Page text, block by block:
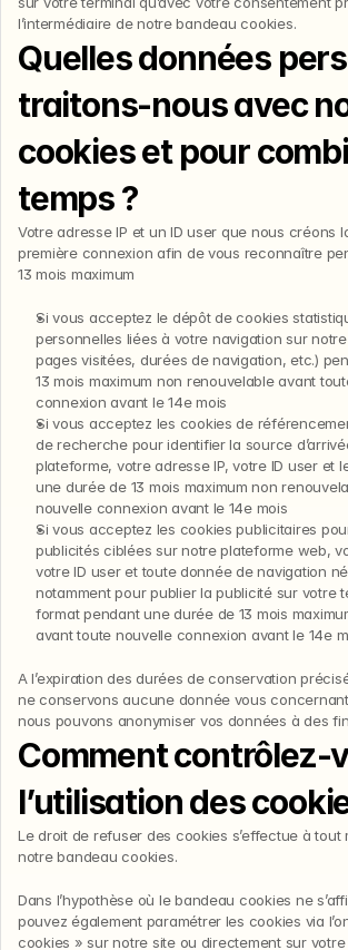
l’intermédiaire de notre bandeau cookies.
Quelles données
traitons-nous avec
cookies et pour
temps ?
Votre adresse IP et un ID user que nous créons
première connexion afin de vous reconnaître
13 mois maximum
Si vous acceptez le dépôt de cookies
personnelles liées à votre navigation sur
pages visitées, durées de navigation, etc.)
13 mois maximum non renouvelable avant
connexion avant le 14e mois
Si vous acceptez les cookies de
de recherche pour identifier la source
plateforme, votre adresse IP, votre ID user et
une durée de 13 mois maximum non
nouvelle connexion avant le 14e mois
Si vous acceptez les cookies publicitaires
publicités ciblées sur notre plateforme web,
votre ID user et toute donnée de navigation
notamment pour publier la publicité sur votre
format pendant une durée de 13 mois
avant toute nouvelle connexion avant le 14e
A l’expiration des durées de conservation
ne conservons aucune donnée vous
nous pouvons anonymiser vos données à des
Comment contrôlez-
l’utilisation des
Le droit de refuser des cookies s’effectue à tout
notre bandeau cookies.
Dans l’hypothèse où le bandeau cookies ne
pouvez également paramétrer les cookies via
cookies » sur notre site ou directement sur